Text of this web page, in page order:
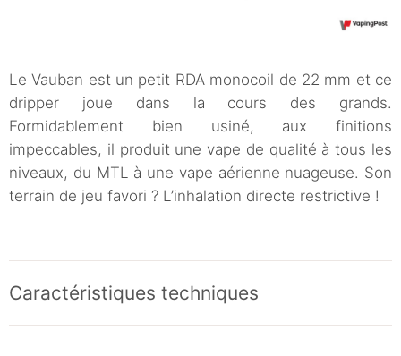
Le Vauban est un petit RDA monocoil de 22 mm et ce
dripper joue dans la cours des grands.
Formidablement bien usiné, aux finitions
impeccables, il produit une vape de qualité à tous les
niveaux, du MTL à une vape aérienne nuageuse. Son
terrain de jeu favori ? L’inhalation directe restrictive !
Caractéristiques techniques